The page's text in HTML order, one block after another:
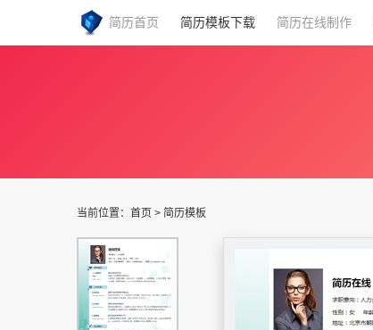
简历首页 简历模板下载 简历在线制作
当前位置： 首页 > 简历模板